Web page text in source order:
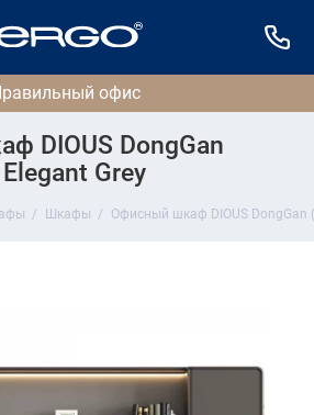
DIOUS DongGan
Grey
Шкафы Офисный шкаф DIOUS DongGan